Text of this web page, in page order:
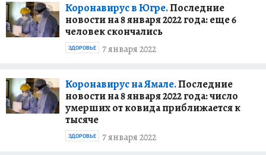
Коронавирус в Югре.Последние
новости на 8 января 2022 года: еще 6
человек скончались
7 января 2022
ЗДОРОВЬЕ
Коронавирус на Ямале.Последние
новости на 8 января 2022 года: число
умерших от ковида приближается к
тысяче
7 января 2022
ЗДОРОВЬЕ